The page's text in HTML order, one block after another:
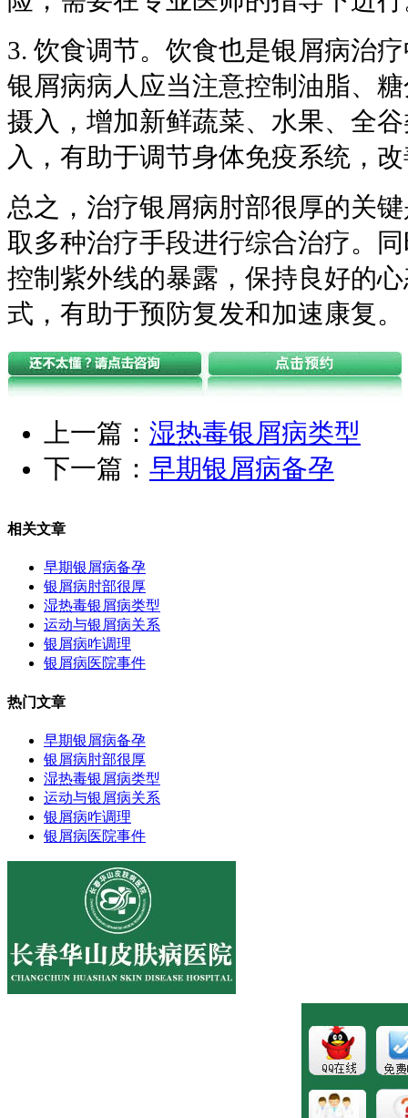
3. 饮食调节。饮食也是银屑病治
银屑病病人应当注意控制油脂、
摄入，增加新鲜蔬菜、水果、全
入，有助于调节身体免疫系统，
总之，治疗银屑病肘部很厚的关
取多种治疗手段进行综合治疗。
控制紫外线的暴露，保持良好的
式，有助于预防复发和加速康复。
上一篇： 湿热毒银屑病类型
下一篇： 早期银屑病备孕
相关文章
早期银屑病备孕
银屑病肘部很厚
湿热毒银屑病类型
运动与银屑病关系
银屑病咋调理
银屑病医院事件
热门文章
早期银屑病备孕
银屑病肘部很厚
湿热毒银屑病类型
运动与银屑病关系
银屑病咋调理
银屑病医院事件